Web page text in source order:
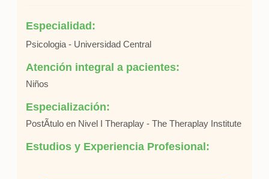
Especialidad:
Psicologia - Universidad Central
Atención integral a pacientes:
Niños
Especialización:
PostÃ­tulo en Nivel I Theraplay - The Theraplay Institute
Estudios y Experiencia Profesional: